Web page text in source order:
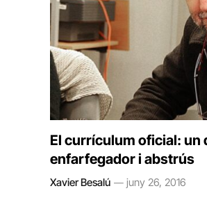
El currículum oficial: un
enfarfegador i abstrús
Xavier Besalú juny 26, 2016